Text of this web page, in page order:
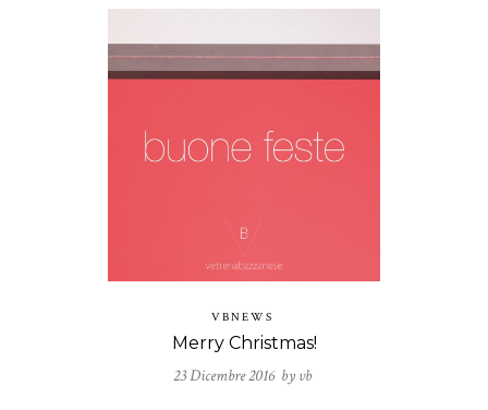
VBNEWS
Merry Christmas!
23 Dicembre 2016 by vb